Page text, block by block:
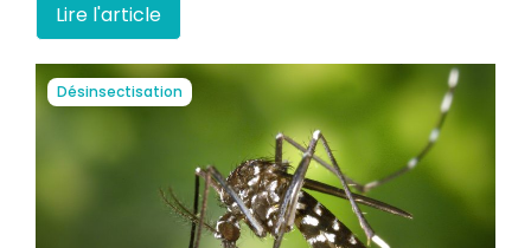
Lire l'article
Désinsectisation